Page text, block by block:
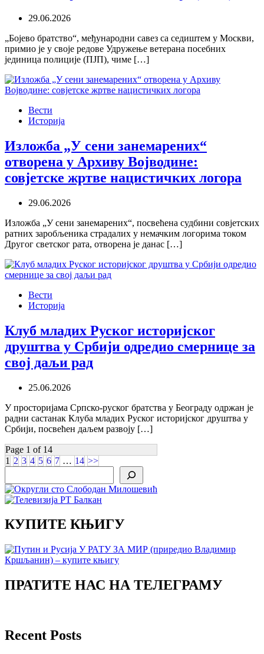
29.06.2026
„Бојево братство“, међународни савез са седиштем у Москви,
примио је у своје редове Удружење ветерана посебних
јединица полиције (ПЈП), чиме […]
Вести
Историја
Изложба „У сени занемарених“
отворена у Архиву Војводине:
совјетске жртве нацистичких логора
29.06.2026
Изложба „У сени занемарених“, посвећена судбини совјетских
ратних заробљеника страдалих у немачким логорима током
Другог светског рата, отворена је данас […]
Вести
Историја
Клуб младих Руског историјског
друштва у Србији одредио смернице за
свој даљи рад
25.06.2026
У просторијама Српско-руског братства у Београду одржан је
радни састанак Клуба младих Руског историјског друштва у
Србији, посвећен даљем развоју […]
Page 1 of 14
1 2 3 4 5 6 7 … 14 >>
КУПИТЕ КЊИГУ
ПРАТИТЕ НАС НА ТЕЛЕГРАМУ
Recent Posts